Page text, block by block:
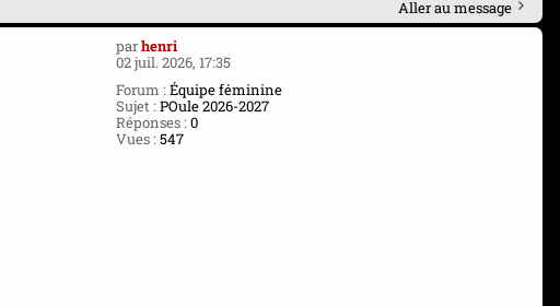
Aller au message
parhenri
02 juil. 2026, 17:35
Forum :Équipe féminine
Sujet :POule 2026-2027
Réponses :0
Vues :547